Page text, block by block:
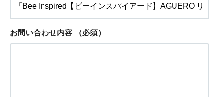
お問い合わせ内容 （必須）